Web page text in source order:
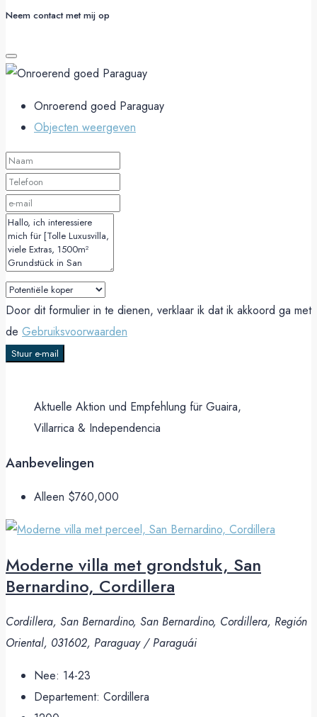
Neem contact met mij op
Onroerend goed Paraguay
Objecten weergeven
Door dit formulier in te dienen, verklaar ik dat ik akkoord ga met
de Gebruiksvoorwaarden
Stuur e-mail
Aktuelle Aktion und Empfehlung für Guaira,
Villarrica & Independencia
Aanbevelingen
Alleen $760,000
Moderne villa met grondstuk, San
Bernardino, Cordillera
Cordillera, San Bernardino, San Bernardino, Cordillera, Región
Oriental, 031602, Paraguay / Paraguái
Nee: 14-23
Departement: Cordillera